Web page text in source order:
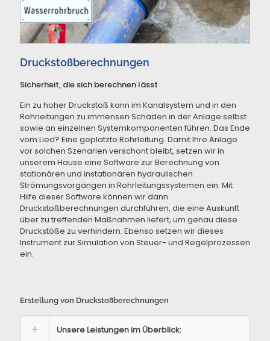
Druckstoßberechnungen
Sicherheit, die sich berechnen lässt
Ein zu hoher Druckstoß kann im Kanalsystem und in den
Rohrleitungen zu immensen Schäden in der Anlage selbst
sowie an einzelnen Systemkomponenten führen. Das Ende
vom Lied? Eine geplatzte Rohrleitung. Damit Ihre Anlage
vor solchen Szenarien verschont bleibt, setzen wir in
unserem Hause eine Software zur Berechnung von
stationären und instationären hydraulischen
Strömungsvorgängen in Rohrleitungssystemen ein. Mit
Hilfe dieser Software können wir dann
Druckstoßberechnungen durchführen, die eine Auskunft
über zu treffenden Maßnahmen liefert, um genau diese
Druckstöße zu verhindern. Ebenso setzen wir dieses
Instrument zur Simulation von Steuer- und Regelprozessen
ein.
Erstellung von Druckstoßberechnungen
Unsere Leistungen im Überblick: